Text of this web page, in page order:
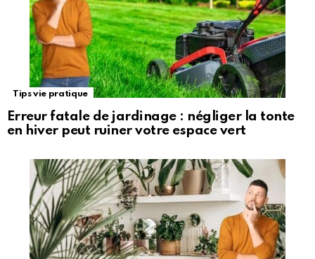
Tips vie pratique
Erreur fatale de jardinage : négliger la tonte
en hiver peut ruiner votre espace vert